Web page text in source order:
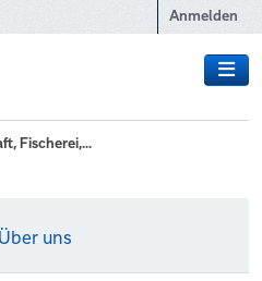
Anmelden
Fischerei,...
Über uns